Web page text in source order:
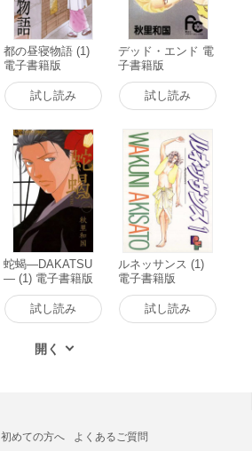
都の昼寝物語 (1)
電子書籍版
試し読み
デッド・エンド 電
子書籍版
試し読み
蛇蝎―DAKATSU
― (1) 電子書籍版
試し読み
ルネッサンス (1)
電子書籍版
試し読み
初めての方へ
よくあるご質問